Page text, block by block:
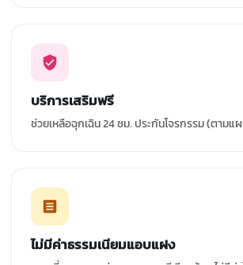
บริการเสริมฟรี
ช่วยเหลือฉุกเฉิน 24 ชม. ประกันโจรกรรม (ตามแ
ไม่มีค่าธรรมเนียมแอบแฝง